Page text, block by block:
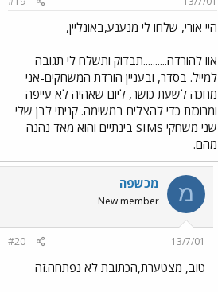
היי אורי, שלחו לי מנענע,באונליין,
אוו להורדה..........תבדוק ותשלח לי תגובה
למייל. בסדר, ובעניין הורדת המשחקים-אני
מחכה לשעת כושר, ליום שאהיה לא עייפה
ומרוכזת כדי להצליח במשימה. קניתי לבן שלי
שני משחקי SIMS בינתיים והוא מאד נהנה
מהם.
מ מכשפה
New member
13/7/01
#20
טוב, מצטערת,הכתובת לא נפתחה.זה